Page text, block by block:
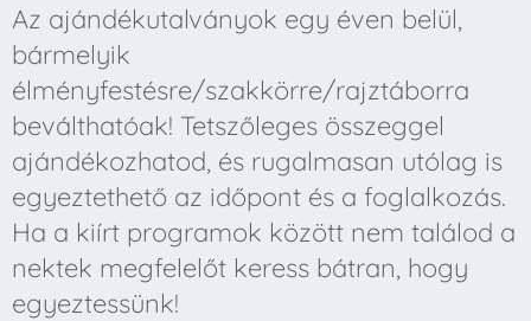
Az ajándékutalványok egy éven belül,
bármelyik
élményfestésre/szakkörre/rajztáborra
beválthatóak! Tetszőleges összeggel
ajándékozhatod, és rugalmasan utólag is
egyeztethető az időpont és a foglalkozás.
Ha a kiírt programok között nem találod a
nektek megfelelőt keress bátran, hogy
egyeztessünk!